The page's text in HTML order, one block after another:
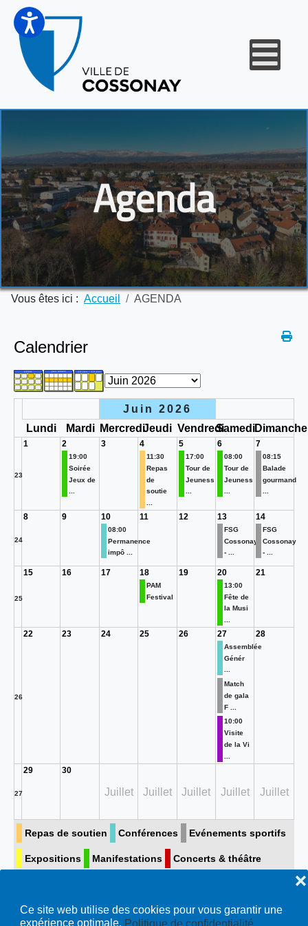
Ce site web utilise des cookies pour vous garantir une
expérience optimale. Politique de confidentialité
❌
Agenda
Vous êtes ici : Accueil AGENDA
Calendrier
Juin 2026
Lundi
Mardi MercrediJeudi VendrediSamediDimanche
23
1 2
19:00
Soirée
Jeux de
...
3 4
11:30
Repas
de
soutie
5
17:00
Tour de
Jeuness
...
6
08:00
Tour de
Jeuness
...
7
08:15
Balade
gourmand
...
24
8 9 10
08:00
Permanence
impô ...
11 12 13
FSG
Cossonay
- ...
14
FSG
Cossonay
- ...
25
15 16 17 18
PAM
Festival
19 20
13:00
Fête de
la Musi
21
26
22 23 24 25 26 27
Assemblée
Génér
...
Match
de gala
F ...
10:00
Visite
de la Vi
28
27
29 30
Juillet Juillet Juillet Juillet Juillet
Repas de soutien Conférences Evénements sportifs
Expositions Manifestations Concerts & théâtre